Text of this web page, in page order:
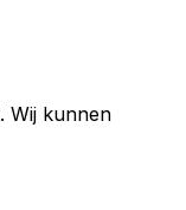
Wij kunnen